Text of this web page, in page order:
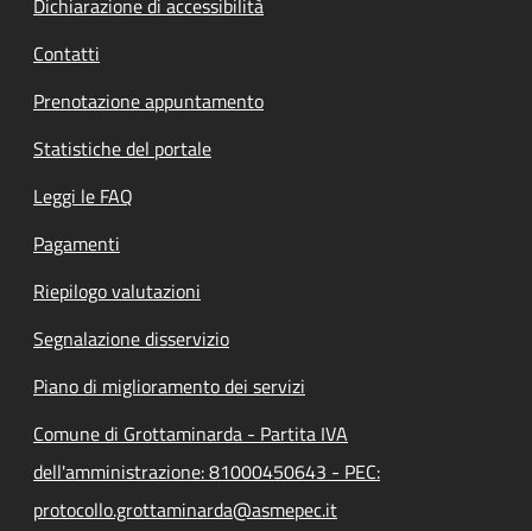
Contatti
Prenotazione appuntamento
Statistiche del portale
Leggi le FAQ
Pagamenti
Riepilogo valutazioni
Segnalazione disservizio
Piano di miglioramento dei servizi
Comune di Grottaminarda - Partita IVA
dell'amministrazione: 81000450643 - PEC:
protocollo.grottaminarda@asmepec.it